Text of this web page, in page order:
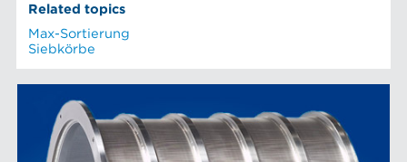
Related topics
Max-Sortierung
Siebkörbe